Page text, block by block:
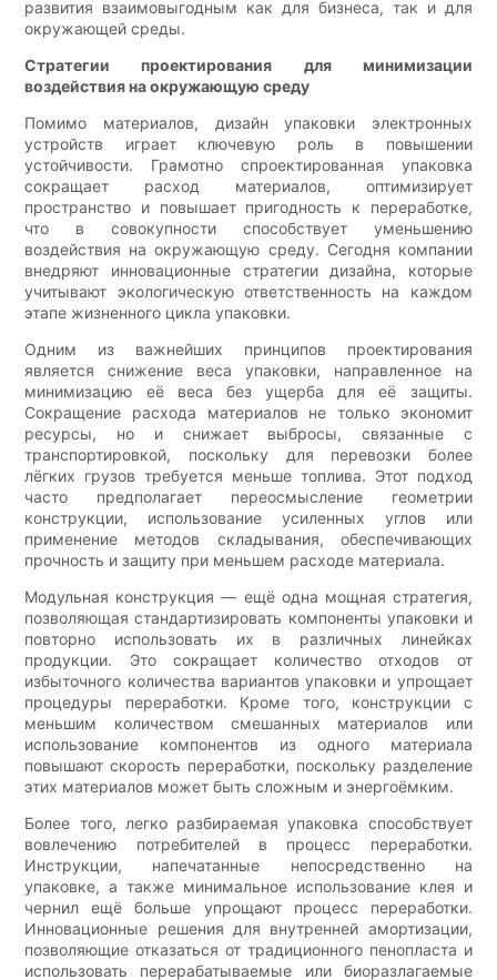
развития взаимовыгодным как для бизнеса, так и для
окружающей среды.
Стратегии проектирования для минимизации
воздействия на окружающую среду
Помимо материалов, дизайн упаковки электронных
устройств играет ключевую роль в повышении
устойчивости. Грамотно спроектированная упаковка
сокращает расход материалов, оптимизирует
пространство и повышает пригодность к переработке,
что в совокупности способствует уменьшению
воздействия на окружающую среду. Сегодня компании
внедряют инновационные стратегии дизайна, которые
учитывают экологическую ответственность на каждом
этапе жизненного цикла упаковки.
Одним из важнейших принципов проектирования
является снижение веса упаковки, направленное на
минимизацию её веса без ущерба для её защиты.
Сокращение расхода материалов не только экономит
ресурсы, но и снижает выбросы, связанные с
транспортировкой, поскольку для перевозки более
лёгких грузов требуется меньше топлива. Этот подход
часто предполагает переосмысление геометрии
конструкции, использование усиленных углов или
применение методов складывания, обеспечивающих
прочность и защиту при меньшем расходе материала.
Модульная конструкция — ещё одна мощная стратегия,
позволяющая стандартизировать компоненты упаковки и
повторно использовать их в различных линейках
продукции. Это сокращает количество отходов от
избыточного количества вариантов упаковки и упрощает
процедуры переработки. Кроме того, конструкции с
меньшим количеством смешанных материалов или
использование компонентов из одного материала
повышают скорость переработки, поскольку разделение
этих материалов может быть сложным и энергоёмким.
Более того, легко разбираемая упаковка способствует
вовлечению потребителей в процесс переработки.
Инструкции, напечатанные непосредственно на
упаковке, а также минимальное использование клея и
чернил ещё больше упрощают процесс переработки.
Инновационные решения для внутренней амортизации,
позволяющие отказаться от традиционного пенопласта и
использовать перерабатываемые или биоразлагаемые